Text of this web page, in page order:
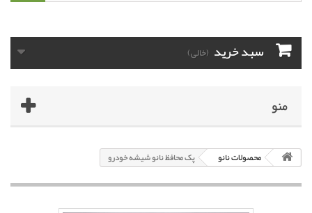
سبد خرید (خالی)
منو
محصولات نانو پک محافظ نانو شیشه خودرو